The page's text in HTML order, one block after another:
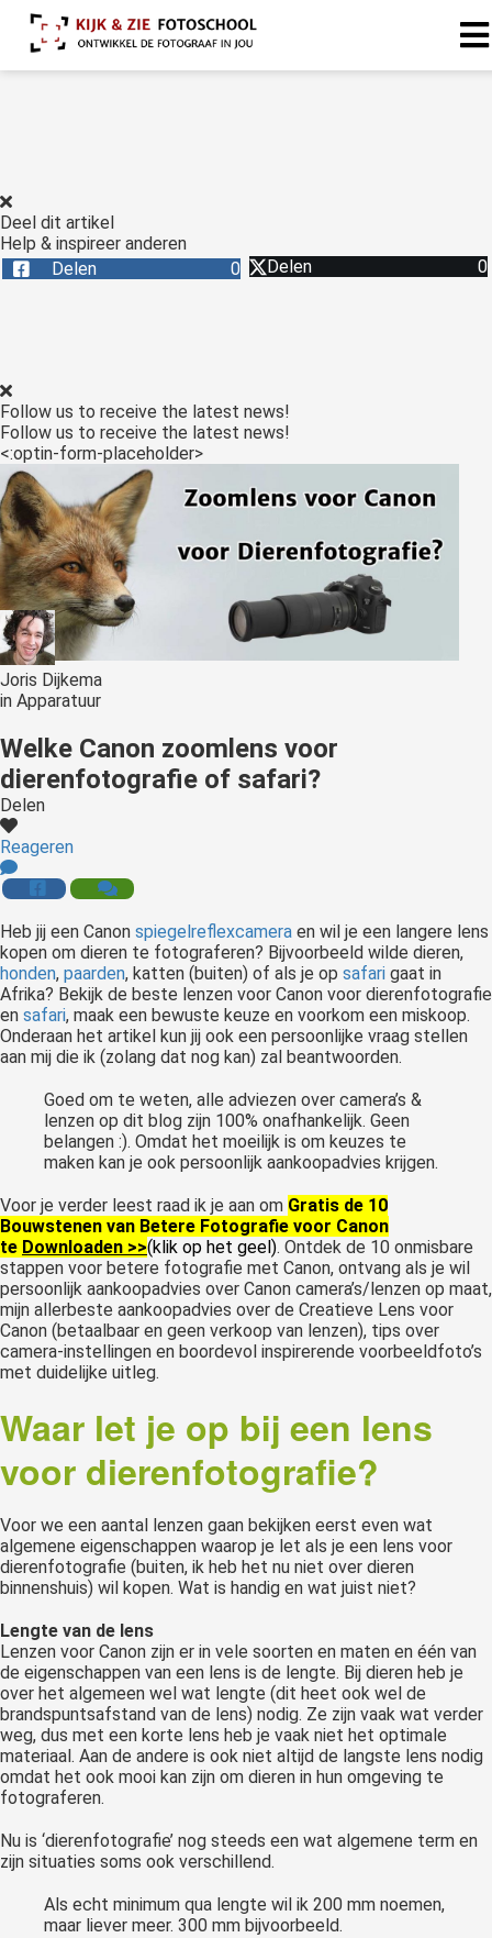
Deel dit artikel
Help & inspireer anderen
Delen
0 Delen 0
Follow us to receive the latest news!
Follow us to receive the latest news!
<:optin-form-placeholder>
Joris Dijkema
in Apparatuur
Welke Canon zoomlens voor
dierenfotografie of safari?
Delen
Reageren
Heb jij een Canon spiegelreflexcamera en wil je een langere lens
kopen om dieren te fotograferen? Bijvoorbeeld wilde dieren,
honden, paarden, katten (buiten) of als je op safari gaat in
Afrika? Bekijk de beste lenzen voor Canon voor dierenfotografie
en safari, maak een bewuste keuze en voorkom een miskoop.
Onderaan het artikel kun jij ook een persoonlijke vraag stellen
aan mij die ik (zolang dat nog kan) zal beantwoorden.
Goed om te weten, alle adviezen over camera’s &
lenzen op dit blog zijn 100% onafhankelijk. Geen
belangen :). Omdat het moeilijk is om keuzes te
maken kan je ook persoonlijk aankoopadvies krijgen.
Voor je verder leest raad ik je aan om Gratis de 10
Bouwstenen van Betere Fotografie voor Canon
te Downloaden >>(klik op het geel). Ontdek de 10 onmisbare
stappen voor betere fotografie met Canon, ontvang als je wil
persoonlijk aankoopadvies over Canon camera’s/lenzen op maat,
mijn allerbeste aankoopadvies over de Creatieve Lens voor
Canon (betaalbaar en geen verkoop van lenzen), tips over
camera-instellingen en boordevol inspirerende voorbeeldfoto’s
met duidelijke uitleg.
Waar let je op bij een lens
voor dierenfotografie?
Voor we een aantal lenzen gaan bekijken eerst even wat
algemene eigenschappen waarop je let als je een lens voor
dierenfotografie (buiten, ik heb het nu niet over dieren
binnenshuis) wil kopen. Wat is handig en wat juist niet?
Lengte van de lens
Lenzen voor Canon zijn er in vele soorten en maten en één van
de eigenschappen van een lens is de lengte. Bij dieren heb je
over het algemeen wel wat lengte (dit heet ook wel de
brandspuntsafstand van de lens) nodig. Ze zijn vaak wat verder
weg, dus met een korte lens heb je vaak niet het optimale
materiaal. Aan de andere is ook niet altijd de langste lens nodig
omdat het ook mooi kan zijn om dieren in hun omgeving te
fotograferen.
Nu is ‘dierenfotografie’ nog steeds een wat algemene term en
zijn situaties soms ook verschillend.
Als echt minimum qua lengte wil ik 200 mm noemen,
maar liever meer. 300 mm bijvoorbeeld.